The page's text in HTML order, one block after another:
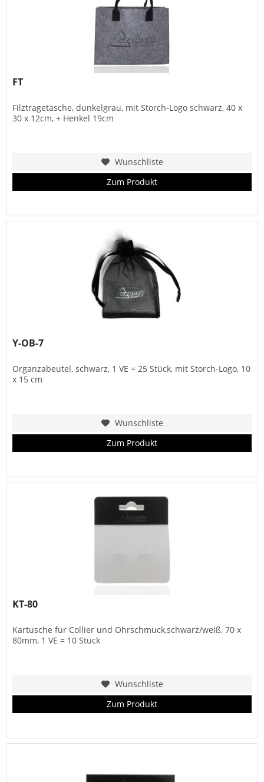
FT
Filztragetasche, dunkelgrau, mit Storch-Logo schwarz, 40 x
30 x 12cm, + Henkel 19cm
Wunschliste
Zum Produkt
Y-OB-7
Organzabeutel, schwarz, 1 VE = 25 Stück, mit Storch-Logo, 10
x 15 cm
Wunschliste
Zum Produkt
KT-80
Kartusche für Collier und Ohrschmuck,schwarz/weiß, 70 x
80mm, 1 VE = 10 Stück
Wunschliste
Zum Produkt